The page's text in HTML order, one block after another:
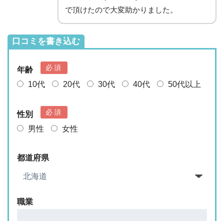
で頂けたので大変助かりました。
口コミを書き込む
年齢 必須
10代 20代 30代 40代 50代以上
性別 必須
男性 女性
都道府県
職業